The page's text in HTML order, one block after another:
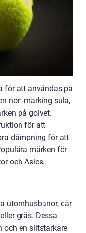
för att användas på
non-marking sula,
på golvet.
för att
dämpning för att
märken för
och Asics.
utomhusbanor, där
gräs. Dessa
och en slitstarkare